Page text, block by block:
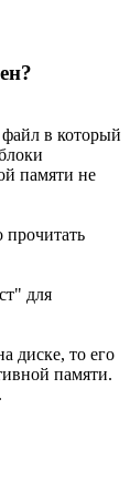
в который
памяти не
для
диске, то его
памяти.